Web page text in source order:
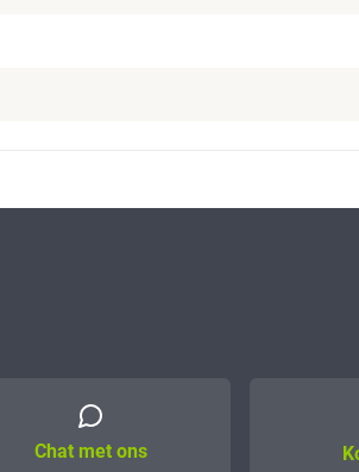
Chat met ons